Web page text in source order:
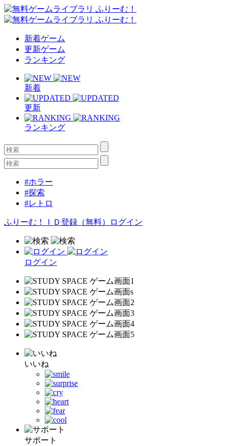
新着ゲーム
更新ゲーム
ランキング
新着
更新
ランキング
#ホラー
#探索
#レトロ
ふりーむ！ＩＤ登録（無料） ログイン
ログイン
いいね
サポート